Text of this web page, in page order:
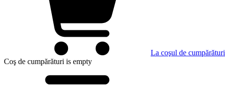
La coşul de cumpărături
Coş de cumpărături is empty